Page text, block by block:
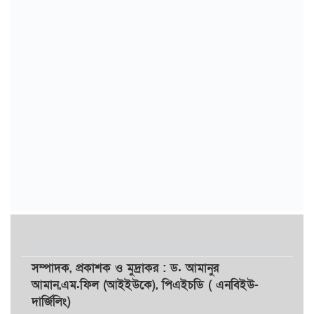
সম্পাদক, প্রকাশকওমুদ্রাকর: ড. আমানুর
আমান,এম.ফিল (আইইউকে), পিএইচডি ( এনবিইউ-
দার্জিলিং)